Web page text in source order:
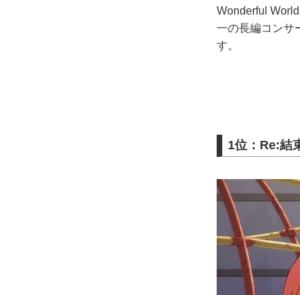
Wonderful
一の長編コンサ
す。
1位：Re:結